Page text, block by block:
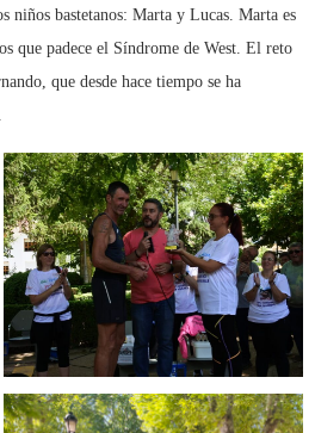
niños bastetanos: Marta y Lucas. Marta es
que padece el Síndrome de West. El reto
que desde hace tiempo se ha